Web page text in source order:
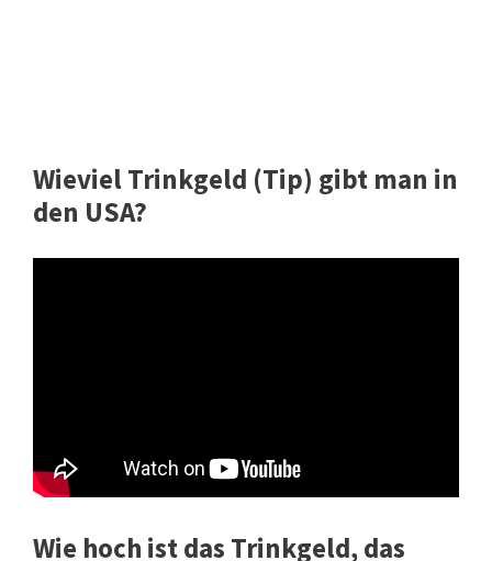
Wieviel Trinkgeld (Tip) gibt man in
den USA?
Wie hoch ist das Trinkgeld, das